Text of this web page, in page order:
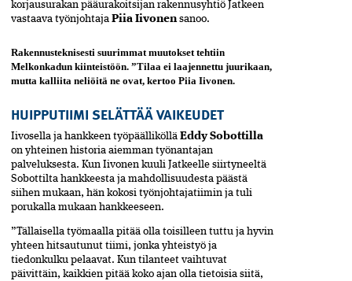
korjausurakan pääurakoitsijan rakennusyhtiö Jatkeen
vastaava työnjohtaja Piia Iivonensanoo.
Rakennusteknisesti suurimmat muutokset tehtiin
Melkonkadun kiinteistöön. ”Tilaa ei laajennettu juurikaan,
mutta kalliita neliöitä ne ovat, kertoo Piia Iivonen.
HUIPPUTIIMI SELÄTTÄÄ VAIKEUDET
Iivosella ja hankkeen työpäälliköllä Eddy Sobottilla
on yhteinen historia aiemman työnantajan
palveluksesta. Kun Iivonen kuuli Jatkeelle siirtyneeltä
Sobottilta hankkeesta ja mahdollisuudesta päästä
siihen mukaan, hän kokosi työnjohtajatiimin ja tuli
porukalla mukaan hankkeeseen.
”Tällaisella työmaalla pitää olla toisilleen tuttu ja hyvin
yhteen hitsautunut tiimi, jonka yhteistyö ja
tiedonkulku pelaavat. Kun tilanteet vaihtuvat
päivittäin, kaikkien pitää koko ajan olla tietoisia siitä,